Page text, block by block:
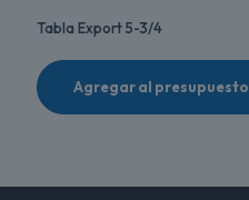
Tabla Export 5-3/4
Agregar al presupuesto